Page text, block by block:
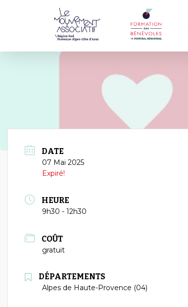
DATE
07 Mai 2025
Expiré!
HEURE
9h30 - 12h30
COÛT
gratuit
DÉPARTEMENTS
Alpes de Haute-Provence (04)